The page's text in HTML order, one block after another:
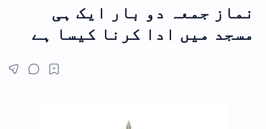
نماز جمعہ دو بار ایک ہی
مسجد میں ادا کرنا کیسا ہے